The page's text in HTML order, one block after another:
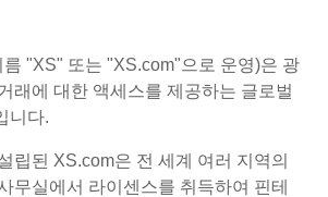
"XS" 또는 "XS.com"으로 운영)은 광
래에 대한 액세스를 제공하는 글로벌
니다.
립된 XS.com은 전 세계 여러 지역의
무실에서 라이센스를 취득하여 핀테